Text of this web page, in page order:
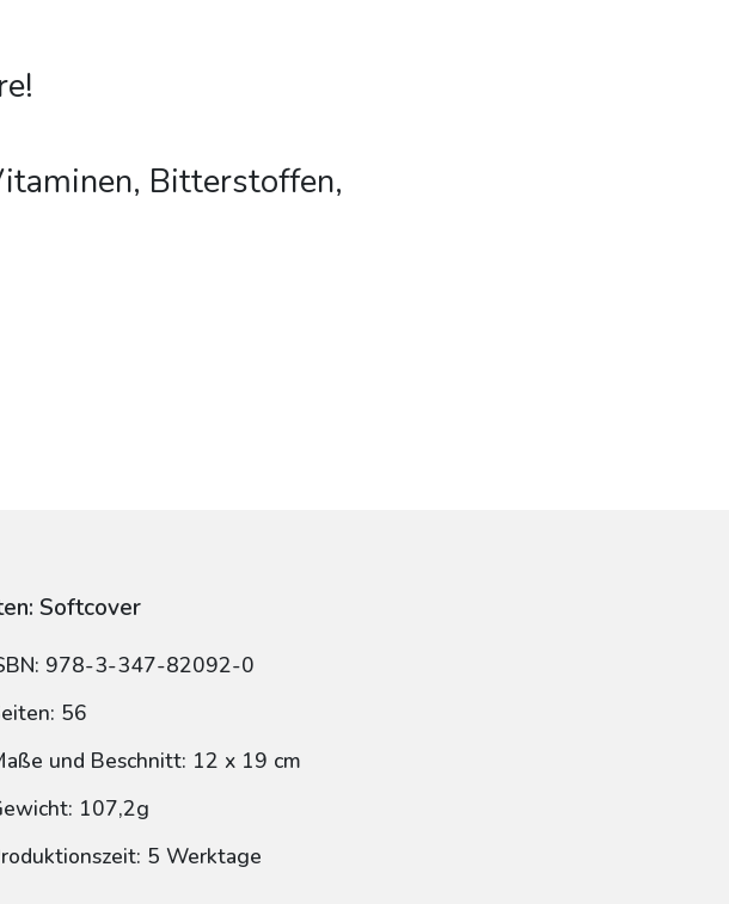
Bitterstoffen,
Softcover
978-3-347-82092-0
56
und Beschnitt: 12 x 19 cm
107,2g
5 Werktage